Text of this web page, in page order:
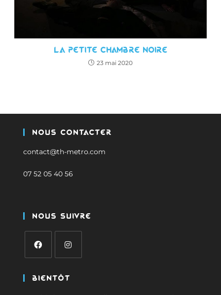
La petite chambre noire
23 mai 2020
Nous Contacter
contact@th-metro.com
07 52 05 40 56
Nous Suivre
Bientôt